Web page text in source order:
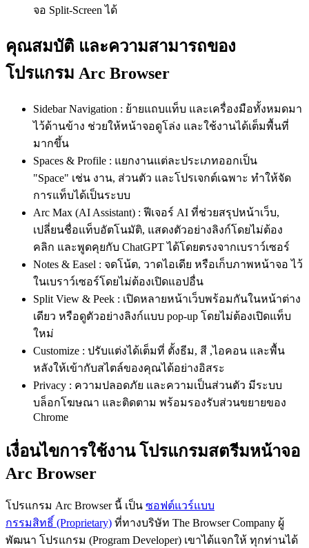
จอ Split-Screen ได้
คุณสมบัติ และความสามารถของ
โปรแกรม Arc Browser
Sidebar Navigation : ย้ายแถบแท็บ และเครื่องมือทั้งหมดมา
ไว้ด้านข้าง ช่วยให้หน้าจอดูโล่ง และใช้งานได้เต็มพื้นที่
มากขึ้น
Spaces & Profile : แยกงานแต่ละประเภทออกเป็น
"Space" เช่น งาน, ส่วนตัว และโปรเจกต์เฉพาะ ทำให้จัด
การแท็บได้เป็นระบบ
Arc Max (AI Assistant) : ฟีเจอร์ AI ที่ช่วยสรุปหน้าเว็บ,
เปลี่ยนชื่อแท็บอัตโนมัติ, แสดงตัวอย่างลิงก์โดยไม่ต้อง
คลิก และพูดคุยกับ ChatGPT ได้โดยตรงจากเบราว์เซอร์
Notes & Easel : จดโน้ต, วาดไอเดีย หรือเก็บภาพหน้าจอ ไว้
ในเบราว์เซอร์โดยไม่ต้องเปิดแอปอื่น
Split View & Peek : เปิดหลายหน้าเว็บพร้อมกันในหน้าต่าง
เดียว หรือดูตัวอย่างลิงก์แบบ pop-up โดยไม่ต้องเปิดแท็บ
ใหม่
Customize : ปรับแต่งได้เต็มที่ ตั้งธีม, สี ,ไอคอน และพื้น
หลังให้เข้ากับสไตล์ของคุณได้อย่างอิสระ
Privacy : ความปลอดภัย และความเป็นส่วนตัว มีระบบ
บล็อกโฆษณา และติดตาม พร้อมรองรับส่วนขยายของ
Chrome
เงื่อนไขการใช้งาน โปรแกรมสตรีมหน้าจอ
Arc Browser
โปรแกรม Arc Browser นี้ เป็น ซอฟต์แวร์แบบ
กรรมสิทธิ์ (Proprietary) ที่ทางบริษัท The Browser Company ผู้
พัฒนา โปรแกรม (Program Developer) เขาได้แจกให้ ทุกท่านได้